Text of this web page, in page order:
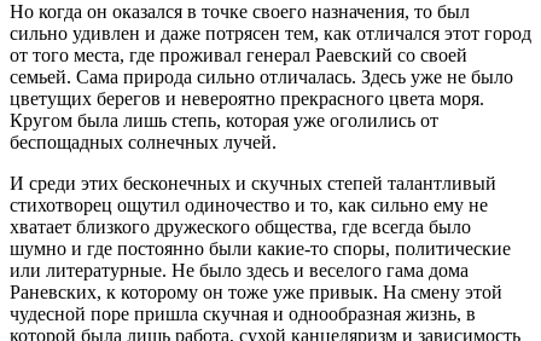
Но когда он оказался в точке своего назначения, то был
сильно удивлен и даже потрясен тем, как отличался этот город
от того места, где проживал генерал Раевский со своей
семьей. Сама природа сильно отличалась. Здесь уже не было
цветущих берегов и невероятно прекрасного цвета моря.
Кругом была лишь степь, которая уже оголились от
беспощадных солнечных лучей.
И среди этих бесконечных и скучных степей талантливый
стихотворец ощутил одиночество и то, как сильно ему не
хватает близкого дружеского общества, где всегда было
шумно и где постоянно были какие-то споры, политические
или литературные. Не было здесь и веселого гама дома
Раневских, к которому он тоже уже привык. На смену этой
чудесной поре пришла скучная и однообразная жизнь, в
которой была лишь работа, сухой канцеляризм и зависимость